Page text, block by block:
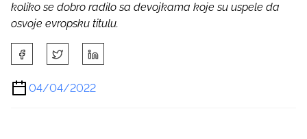
koliko se dobro radilo sa devojkama koje su uspele da
osvoje evropsku titulu.
h
a
r
04/04/2022